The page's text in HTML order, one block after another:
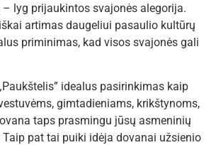
lyg prijaukintos svajonės alegorija.
artimas daugeliui pasaulio kultūrų
priminimas, kad visos svajonės gali
idealus pasirinkimas kaip
gimtadieniams, krikštynoms,
taps prasmingu jūsų asmeninių
pat tai puiki idėja dovanai užsienio